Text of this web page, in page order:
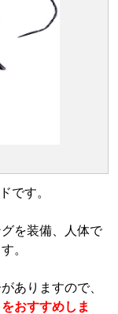
です。
を装備、人体で
。
ありますので、
おすすめしま